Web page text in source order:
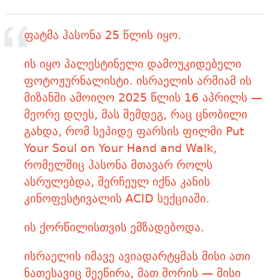
ფატმა ჰასონა 25 წლის იყო.
ის იყო პალესტინელი დამოუკიდებელი
ფოტოჟურნალისტი. ისრაელის არმიამ ის
მიზანში ამოიღო 2025 წლის 16 აპრილს —
მეორე დღეს, მას შემდეგ, რაც ცნობილი
გახდა, რომ სეპიდე ფარსის ფილმი Put
Your Soul on Your Hand and Walk,
რომელშიც ჰასონა მთავარ როლს
ასრულებდა, შერჩეულ იქნა კანის
კინოფესტივალის ACID სექციაში.
ის ქორწილისთვის ემზადებოდა.
ისრაელის იმავე ავიადარტყმას მისი ათი
ნათესავიც შეეწირა, მათ შორის — მისი